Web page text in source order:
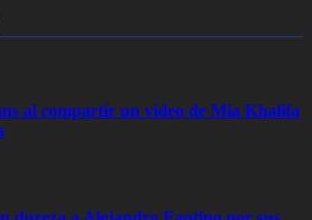
al compartir un video de Mia Khalifa